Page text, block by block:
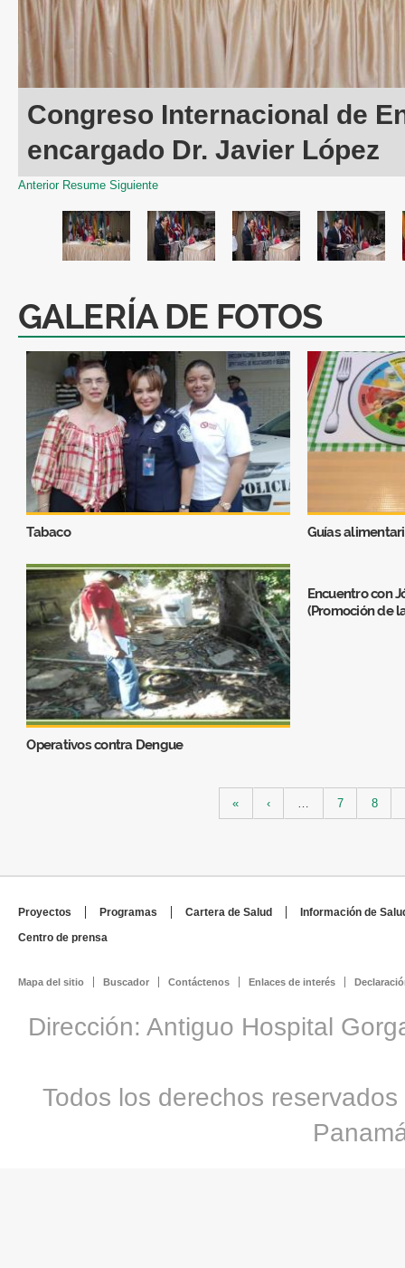
Congreso Internacional de
encargado Dr. Javier López
Anterior Resume Siguiente
GALERÍA DE FOTOS
Tabaco Guías
Operativos contra Dengue
Encuentro con
(Promoción de
« ‹ 7 8
Proyectos Programas Cartera de Salud
Información de
Centro de prensa
Mapa del sitio Buscador Contáctenos Enlaces de interés
Dirección: Antiguo Hospital
Todos los derechos